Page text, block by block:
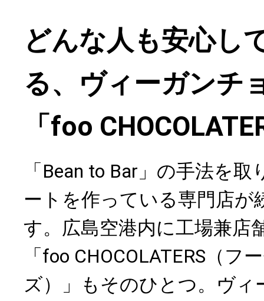
どんな人も安心し
る、ヴィーガンチ
「foo
「Bean to Bar」の手法を
ートを作っている専門店が
す。広島空港内に工場兼店
「foo CHOCOLATERS（フ
ズ）」もそのひとつ。ヴィ